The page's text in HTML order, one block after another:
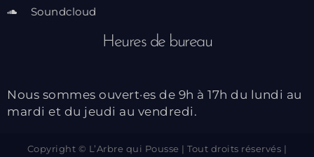
Soundcloud
Heures de bureau
Nous sommes ouvert·es de 9h à 17h du lundi au
mardi et du jeudi au vendredi.
Copyright © L’Arbre qui Pousse | Tout droits réservés |